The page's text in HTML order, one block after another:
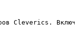
Cleverics.